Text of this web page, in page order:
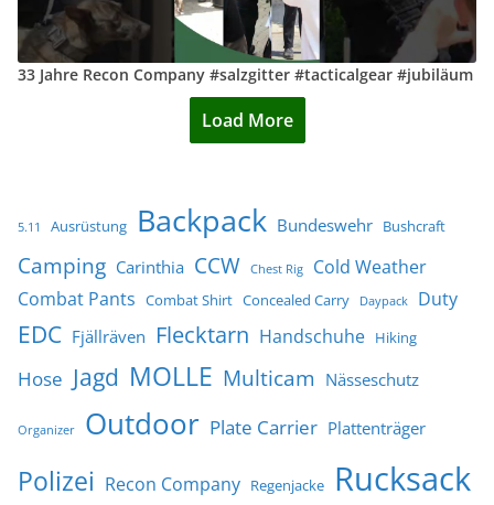
33 Jahre Recon Company #salzgitter #tacticalgear #jubiläum
Load More
5.11 Ausrüstung Backpack Bundeswehr Bushcraft
Camping Carinthia CCW Chest Rig
Cold Weather
Combat Pants Combat Shirt Concealed Carry Daypack Duty
EDC Fjällräven Flecktarn Handschuhe Hiking
Hose Jagd MOLLE Multicam Nässeschutz
Organizer Outdoor Plate Carrier Plattenträger
Polizei Recon Company Regenjacke Rucksack